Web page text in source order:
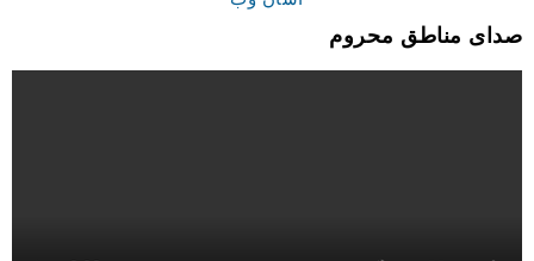
صدای مناطق محروم